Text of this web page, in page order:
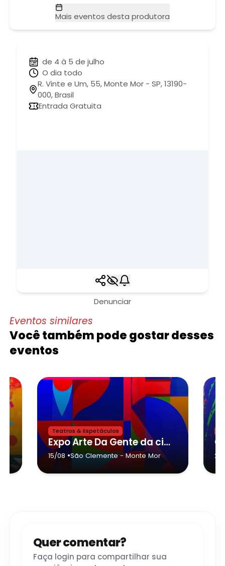
Mais eventos desta produtora
de 4 à 5 de julho
O dia todo
R. Vinte e Um, 55, Monte Mor - SP, 13190-
000, Brasil
Entrada Gratuita
Denunciar
Eventos similares
Você também pode gostar desses
eventos
Teatros & Espetáculos
Expo Arte Da Gente da cidade de Monte Mor,Grifo Teatro
15/08 •São Clemente- Monte Mor
Quer comentar?
Faça login para compartilhar sua